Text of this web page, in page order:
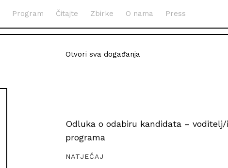
Program Čitajte Zbirke O nama Press
Otvori sva događanja
Odluka o odabiru kandidata –
programa
NATJEČAJ